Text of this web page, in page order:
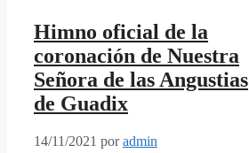
Himno oficial de la
coronación de Nuestra
Señora de las Angustias
de Guadix
14/11/2021 poradmin